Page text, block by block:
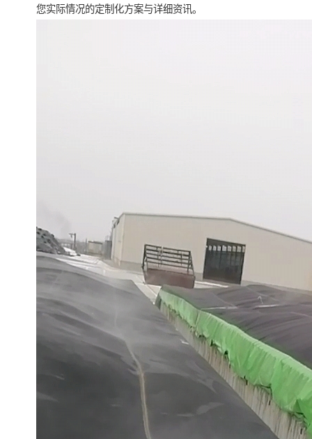
您实际情况的定制化方案与详细资讯。